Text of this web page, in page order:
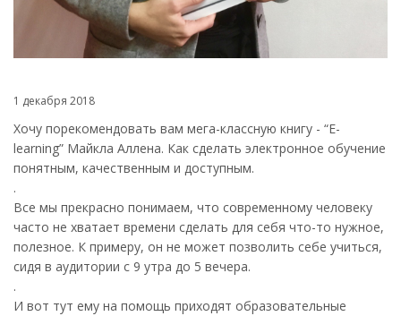
1 декабря 2018
Хочу порекомендовать вам мега-классную книгу - “E-
learning” Майкла Аллена. Как сделать электронное обучение
понятным, качественным и доступным.
.
Все мы прекрасно понимаем, что современному человеку
часто не хватает времени сделать для себя что-то нужное,
полезное. К примеру, он не может позволить себе учиться,
сидя в аудитории с 9 утра до 5 вечера.
.
И вот тут ему на помощь приходят образовательные